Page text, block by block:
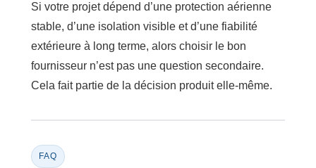
Si votre projet dépend d’une protection aérienne
stable, d’une isolation visible et d’une fiabilité
extérieure à long terme, alors choisir le bon
fournisseur n’est pas une question secondaire.
Cela fait partie de la décision produit elle-même.
FAQ